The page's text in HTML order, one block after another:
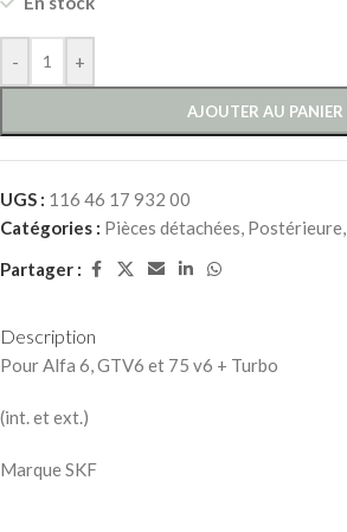
- +
AJOUTER AU PANIER
UGS : 116 46 17 932 00
Catégories : Pièces détachées, Postérieure,
Partager :
Description
Pour Alfa 6, GTV6 et 75 v6 + Turbo
(int. et ext.)
Marque SKF